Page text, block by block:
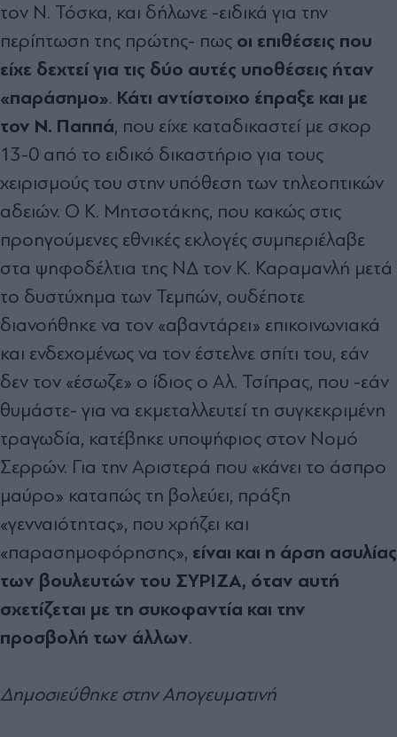
τον Ν. Τόσκα, και δήλωνε -ειδικά για την
περίπτωση της πρώτης- πως οι επιθέσεις που
είχε δεχτεί για τις δύο αυτές υποθέσεις ήταν
«παράσημο». Κάτι αντίστοιχο έπραξε και με
τον Ν. Παππά, που είχε καταδικαστεί με σκορ
13-0 από το ειδικό δικαστήριο για τους
χειρισμούς του στην υπόθεση των τηλεοπτικών
αδειών. Ο Κ. Μητσοτάκης, που κακώς στις
προηγούμενες εθνικές εκλογές συμπεριέλαβε
στα ψηφοδέλτια της ΝΔ τον Κ. Καραμανλή μετά
το δυστύχημα των Τεμπών, ουδέποτε
διανοήθηκε να τον «αβαντάρει» επικοινωνιακά
και ενδεχομένως να τον έστελνε σπίτι του, εάν
δεν τον «έσωζε» ο ίδιος ο Αλ. Τσίπρας, που -εάν
θυμάστε- για να εκμεταλλευτεί τη συγκεκριμένη
τραγωδία, κατέβηκε υποψήφιος στον Νομό
Σερρών. Για την Αριστερά που «κάνει το άσπρο
μαύρο» καταπώς τη βολεύει, πράξη
«γενναιότητας», που χρήζει και
«παρασημοφόρησης», είναι και η άρση ασυλίας
των βουλευτών του ΣΥΡΙΖΑ, όταν αυτή
σχετίζεται με τη συκοφαντία και την
προσβολή των άλλων.
Δημοσιεύθηκε στην Απογευματινή